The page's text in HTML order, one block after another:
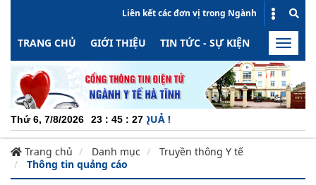
Liên kết các đơn vị trong Ngành
TRANG CHỦ GIỚI THIỆU TIN TỨC - SỰ KIỆN HOẠT
Toggle
Thứ 6, 7/8/2026 23 : 45 : 27
- MINH BẠCH - HIỆU QUẢ !
Trang chủ Danh mục
Truyền thông Y tế
Thông tin quảng cáo